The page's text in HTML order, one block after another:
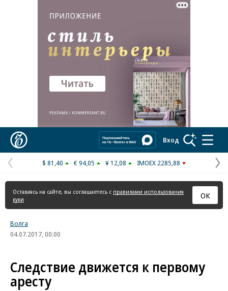
Реклама в «Ъ» www.kommersant.ru/ad
Вход
Предыдущая
страница
$ 81,40 € 94,05 ¥ 12,08 IMOEX 2285,88
Оставаясь на сайте, вы соглашаетесь с правилами использования
куки
ОК
Волга
04.07.2017, 00:00
Следствие движется к первому
аресту